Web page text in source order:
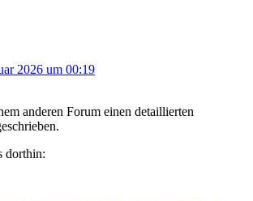
2026 um 00:19
anderen Forum einen detaillierten
dorthin: